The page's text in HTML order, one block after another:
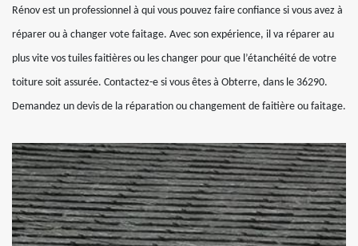
Rénov est un professionnel à qui vous pouvez faire confiance si vous avez à
réparer ou à changer vote faitage. Avec son expérience, il va réparer au
plus vite vos tuiles faitières ou les changer pour que l’étanchéité de votre
toiture soit assurée. Contactez-e si vous êtes à Obterre, dans le 36290.
Demandez un devis de la réparation ou changement de faitière ou faitage.